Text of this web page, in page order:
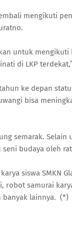
mengikuti
untuk mengikuti
di LKP
ke depan
bisa
semarak. Selain
budaya oleh
siswa SMKN
samurai
banyak lainnya. (*)